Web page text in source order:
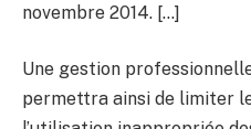
novembre 2014. […]
Une gestion
permettra ainsi de limiter